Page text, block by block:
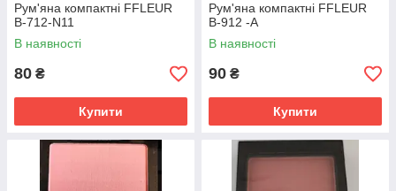
Рум'яна компактні FFLEUR
B-712-N11
В наявності
80 ₴
Купити
Рум'яна компактні FFLEUR
B-912 -А
В наявності
90 ₴
Купити